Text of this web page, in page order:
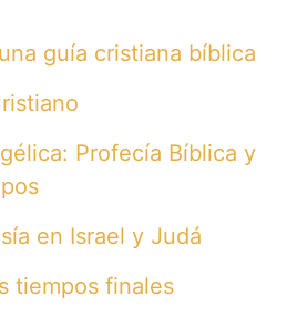
guía cristiana bíblica
Profecía Bíblica y
en Israel y Judá
tiempos finales